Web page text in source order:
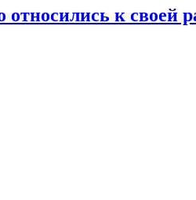
к своей